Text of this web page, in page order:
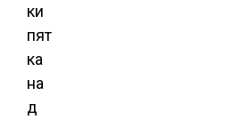
ки
пят
ка
на
д